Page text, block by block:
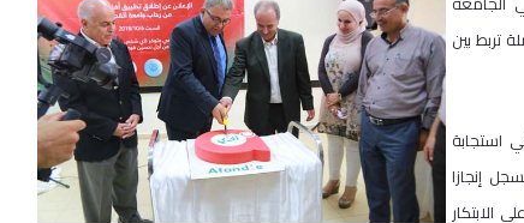
تربط بين
استجابة
إنجازا
الابتكار